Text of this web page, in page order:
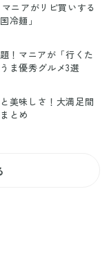
ニアがリピ買いする
冷麺」
！マニアが「行くた
ま優秀グルメ3選
美味しさ！大満足間
とめ